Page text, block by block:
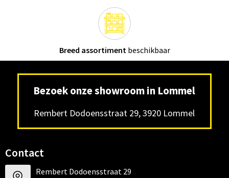
Breed assortiment beschikbaar
Bezoek onze showroom in Lommel
Rembert Dodoensstraat 29, 3920 Lommel
Contact
Rembert Dodoensstraat 29